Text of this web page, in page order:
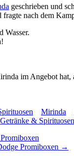
geschrieben und
nach dem
Wasser.
im Angebot
Mirinda
Getränke & Spirituosen
Promiboxen →